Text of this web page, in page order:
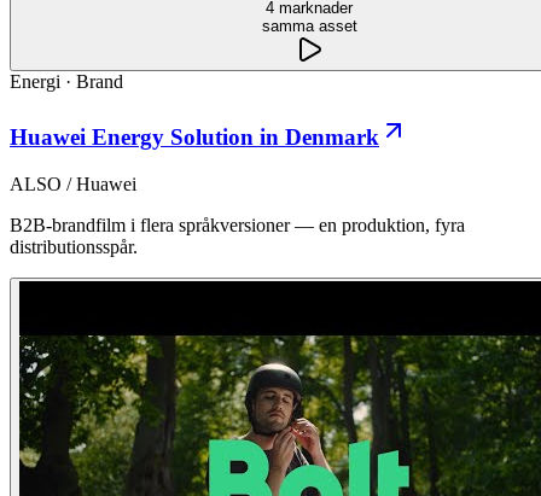
4 marknader
samma asset
Energi · Brand
Huawei Energy Solution in Denmark
ALSO / Huawei
B2B-brandfilm i flera språkversioner — en produktion, fyra
distributionsspår.